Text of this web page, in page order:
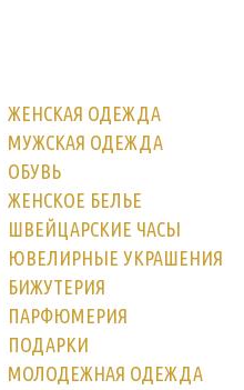
ЖЕНСКАЯ ОДЕЖДА
МУЖСКАЯ ОДЕЖДА
ОБУВЬ
ЖЕНСКОЕ БЕЛЬЕ
ШВЕЙЦАРСКИЕ ЧАСЫ
ЮВЕЛИРНЫЕ УКРАШЕНИЯ
БИЖУТЕРИЯ
ПАРФЮМЕРИЯ
ПОДАРКИ
МОЛОДЕЖНАЯ ОДЕЖДА